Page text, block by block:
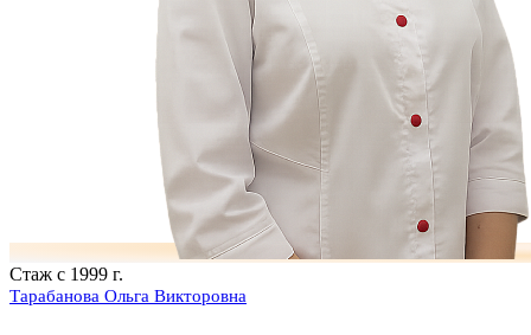
Стаж с 1999 г.
Тарабанова Ольга Викторовна